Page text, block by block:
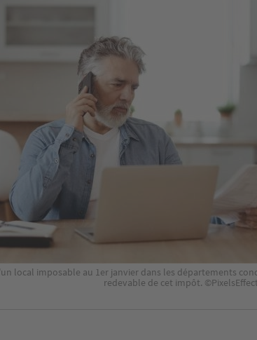
local imposable au 1er janvier dans les départements
redevable de cet impôt.